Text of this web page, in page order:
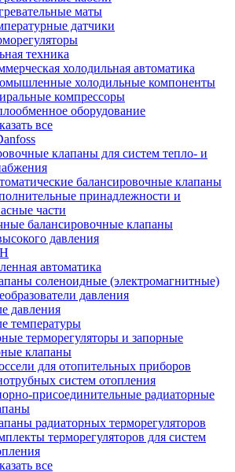
маты
датчики
техника
холодильная автоматика
холодильные компоненты
компрессоры
оборудование
все
клапаны для систем тепло- и
балансировочные клапаны
принадлежности и
части
балансировочные клапаны
давления
автоматика
соленоидные (электромагнитные)
давления
давления
температуры
терморегуляторы и запорные
клапаны
для отопительных приборов
систем отопления
присоединительные радиаторные
радиаторных терморегуляторов
терморегуляторов для систем
все